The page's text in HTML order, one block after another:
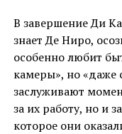
В завершение Ди
знает Де Ниро,
особенно любит
камеры», но «даже
заслуживают
за их работу, но и
которое они